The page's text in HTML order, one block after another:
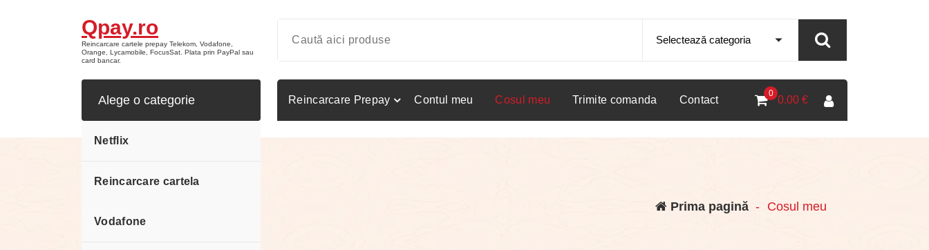
Qpay.ro
Reincarcare cartele prepay Telekom, Vodafone,
Orange, Lycamobile, FocusSat. Plata prin PayPal sau
card bancar.
Alege o categorie
Netflix
Reincarcare cartela
Vodafone
Reincarcare Prepay Contul meu Cosul meu Trimite comanda Contact
0
0.00 €
Prima pagină - Cosul meu